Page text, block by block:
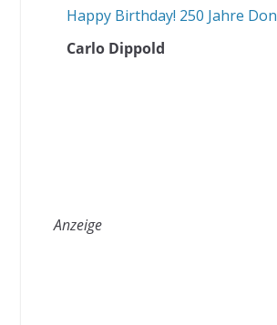
Happy Birthday! 250 Jahre
Carlo Dippold
Anzeige